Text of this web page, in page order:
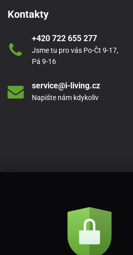
Kontakty
+420 722 655 277
Jsme tu pro vás Po-Čt 9-17,
Pá 9-16
service@i-living.cz
Napište nám kdykoliv